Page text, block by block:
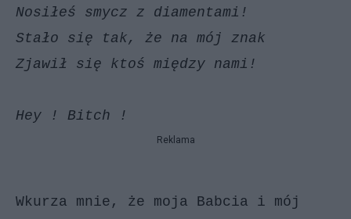
Nosiłeś smycz z diamentami!
Stało się tak, że na mój znak
Zjawił się ktoś między nami!
Hey ! Bitch !
Reklama
Wkurza mnie, że moja Babcia i mój